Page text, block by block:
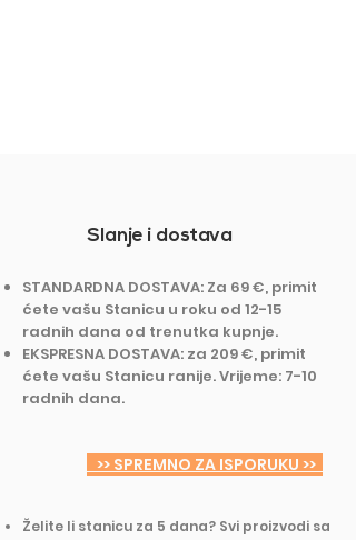
Slanje i dostava
STANDARDNA DOSTAVA: Za 69 €, primit
ćete vašu Stanicu u roku od 12-15
radnih dana od trenutka kupnje.
EKSPRESNA DOSTAVA: za 209 €, primit
ćete vašu Stanicu ranije. Vrijeme: 7-10
radnih dana.
>> SPREMNO ZA ISPORUKU >>
Želite li stanicu za 5 dana? Svi proizvodi sa